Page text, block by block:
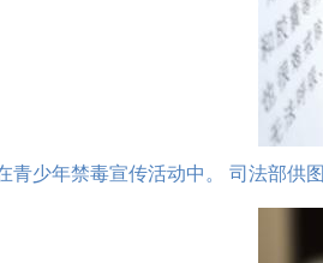
青少年禁毒宣传活动中。 司法部供图